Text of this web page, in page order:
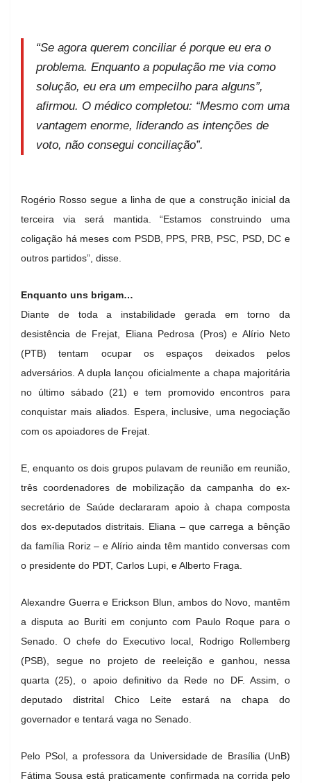
“Se agora querem conciliar é porque eu era o
problema. Enquanto a população me via como
solução, eu era um empecilho para alguns”,
afirmou. O médico completou: “Mesmo com uma
vantagem enorme, liderando as intenções de
voto, não consegui conciliação”.
Rogério Rosso segue a linha de que a construção inicial da
terceira via será mantida. “Estamos construindo uma
coligação há meses com PSDB, PPS, PRB, PSC, PSD, DC e
outros partidos”, disse.
Enquanto uns brigam…
Diante de toda a instabilidade gerada em torno da
desistência de Frejat, Eliana Pedrosa (Pros) e Alírio Neto
(PTB) tentam ocupar os espaços deixados pelos
adversários. A dupla lançou oficialmente a chapa majoritária
no último sábado (21) e tem promovido encontros para
conquistar mais aliados. Espera, inclusive, uma negociação
com os apoiadores de Frejat.
E, enquanto os dois grupos pulavam de reunião em reunião,
três coordenadores de mobilização da campanha do ex-
secretário de Saúde declararam apoio à chapa composta
dos ex-deputados distritais. Eliana – que carrega a bênção
da família Roriz – e Alírio ainda têm mantido conversas com
o presidente do PDT, Carlos Lupi, e Alberto Fraga.
Alexandre Guerra e Erickson Blun, ambos do Novo, mantêm
a disputa ao Buriti em conjunto com Paulo Roque para o
Senado. O chefe do Executivo local, Rodrigo Rollemberg
(PSB), segue no projeto de reeleição e ganhou, nessa
quarta (25), o apoio definitivo da Rede no DF. Assim, o
deputado distrital Chico Leite estará na chapa do
governador e tentará vaga no Senado.
Pelo PSol, a professora da Universidade de Brasília (UnB)
Fátima Sousa está praticamente confirmada na corrida pelo